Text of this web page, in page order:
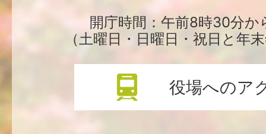
場
開庁時間：午前8時30分か
（土曜日・日曜日・祝日と年
役場へのア